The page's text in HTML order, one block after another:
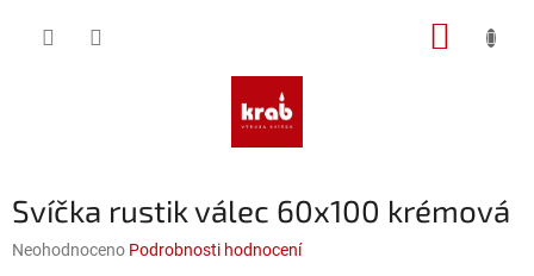
Svíčka rustik válec 60x100 krémová
Průměrné
Neohodnoceno Podrobnosti hodnocení